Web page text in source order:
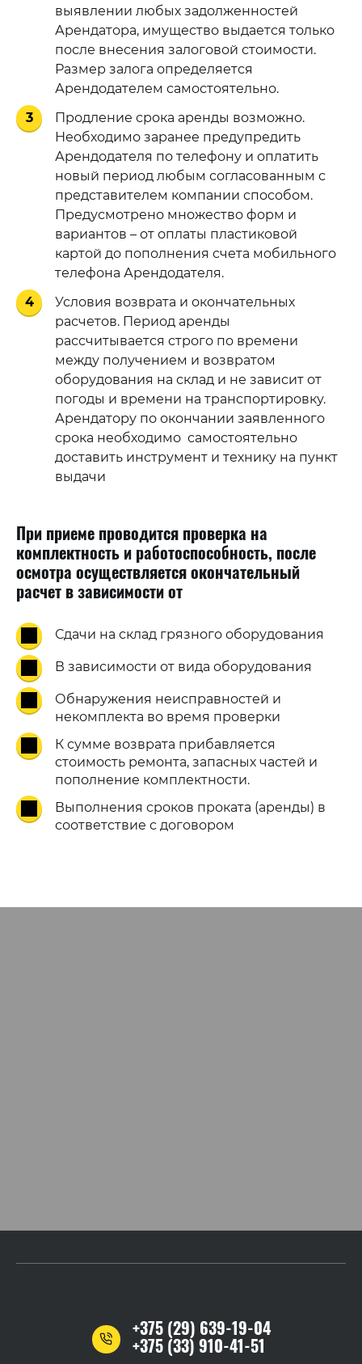
выявлении любых задолженностей
Арендатора, имущество выдается только
после внесения залоговой стоимости.
Размер залога определяется
Арендодателем самостоятельно.
3
Продление срока аренды возможно.
Необходимо заранее предупредить
Арендодателя по телефону и оплатить
новый период любым согласованным с
представителем компании способом.
Предусмотрено множество форм и
вариантов – от оплаты пластиковой
картой до пополнения счета мобильного
телефона Арендодателя.
4
Условия возврата и окончательных
расчетов. Период аренды
рассчитывается строго по времени
между получением и возвратом
оборудования на склад и не зависит от
погоды и времени на транспортировку.
Арендатору по окончании заявленного
срока необходимо самостоятельно
доставить инструмент и технику на пункт
выдачи
При приеме проводится проверка на
комплектность и работоспособность, после
осмотра осуществляется окончательный
расчет в зависимости от
Сдачи на склад грязного оборудования
В зависимости от вида оборудования
Обнаружения неисправностей и
некомплекта во время проверки
К сумме возврата прибавляется
стоимость ремонта, запасных частей и
пополнение комплектности.
Выполнения сроков проката (аренды) в
соответствие с договором
+375 (29) 639-19-04
+375 (33) 910-41-51